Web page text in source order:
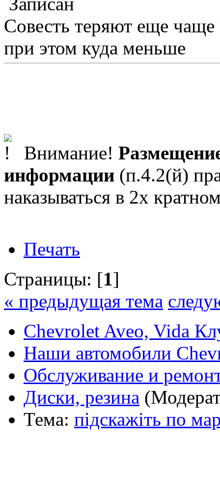
Совесть теряют еще
при этом куда меньше
Внимание!
информации (п.4.2(й)
наказываться в 2х
Печать
Страницы: [1]
« предыдущая тема
Chevrolet Aveo, Vida
Наши автомобили
Обслуживание и
Диски, резина
Тема: підскажіть по